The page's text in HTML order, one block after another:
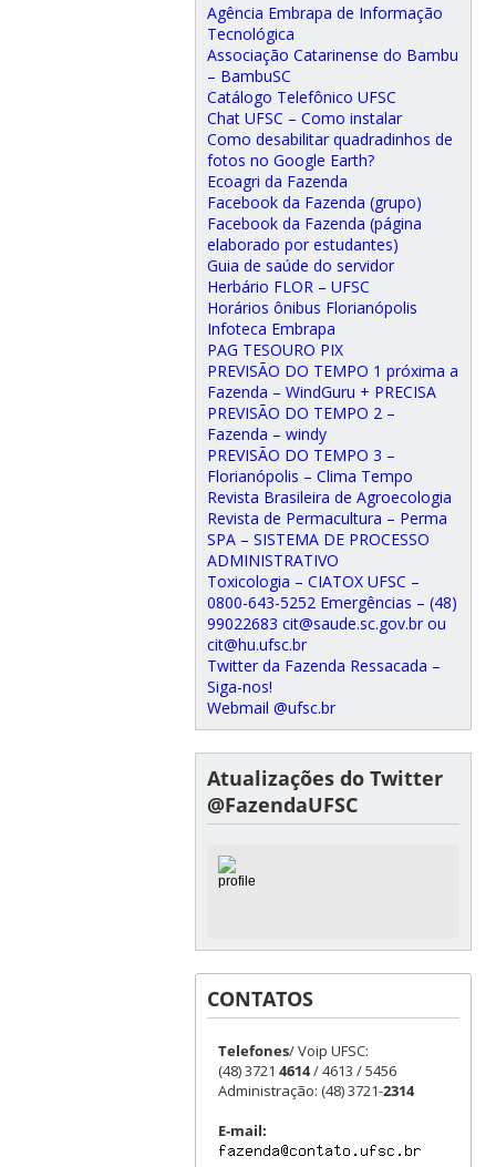
Agência Embrapa de Informação
Tecnológica
Associação Catarinense do Bambu
– BambuSC
Catálogo Telefônico UFSC
Chat UFSC – Como instalar
Como desabilitar quadradinhos de
fotos no Google Earth?
Ecoagri da Fazenda
Facebook da Fazenda (grupo)
Facebook da Fazenda (página
elaborado por estudantes)
Guia de saúde do servidor
Herbário FLOR – UFSC
Horários ônibus Florianópolis
Infoteca Embrapa
PAG TESOURO PIX
PREVISÃO DO TEMPO 1 próxima a
Fazenda – WindGuru + PRECISA
PREVISÃO DO TEMPO 2 –
Fazenda – windy
PREVISÃO DO TEMPO 3 –
Florianópolis – Clima Tempo
Revista Brasileira de Agroecologia
Revista de Permacultura – Perma
SPA – SISTEMA DE PROCESSO
ADMINISTRATIVO
Toxicologia – CIATOX UFSC –
0800-643-5252 Emergências – (48)
99022683 cit@saude.sc.gov.br ou
cit@hu.ufsc.br
Twitter da Fazenda Ressacada –
Siga-nos!
Webmail @ufsc.br
Atualizações do Twitter
@FazendaUFSC
CONTATOS
Telefones/ Voip UFSC:
(48) 3721 4614/ 4613 / 5456
Administração: (48) 3721-2314
E-mail: